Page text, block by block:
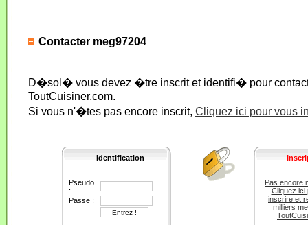
Contacter meg97204
D�sol� vous devez �tre inscrit et identifi� pour
ToutCuisiner.com.
Si vous n'�tes pas encore inscrit, Cliquez ici pour vous
Identification
Pseudo
:
Passe :
Pas encore
Cliquez ici
inscrire et
milliers